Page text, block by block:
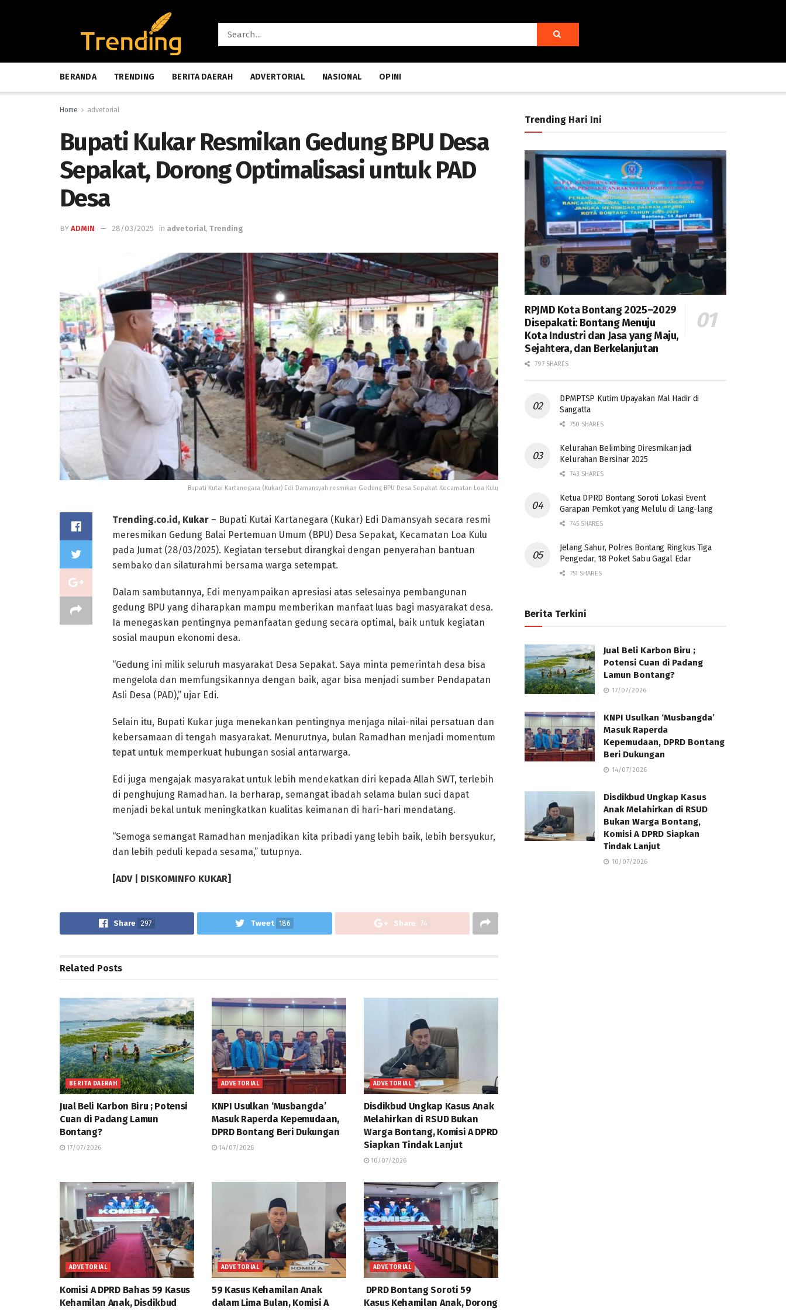
BERANDA TRENDING BERITA DAERAH ADVERTORIAL NASIONAL OPINI
Home advetorial
Bupati Kukar Resmikan Gedung BPU Desa
Sepakat, Dorong Optimalisasi untuk PAD
Desa
BY ADMIN 28/03/2025 in advetorial, Trending
Bupati Kutai Kartanegara (Kukar) Edi Damansyah resmikan Gedung BPU Desa Sepakat Kecamatan Loa Kulu
Trending.co.id, Kukar – Bupati Kutai Kartanegara (Kukar) Edi Damansyah secara resmi
meresmikan Gedung Balai Pertemuan Umum (BPU) Desa Sepakat, Kecamatan Loa Kulu
pada Jumat (28/03/2025). Kegiatan tersebut dirangkai dengan penyerahan bantuan
sembako dan silaturahmi bersama warga setempat.
Dalam sambutannya, Edi menyampaikan apresiasi atas selesainya pembangunan
gedung BPU yang diharapkan mampu memberikan manfaat luas bagi masyarakat desa.
Ia menegaskan pentingnya pemanfaatan gedung secara optimal, baik untuk kegiatan
sosial maupun ekonomi desa.
“Gedung ini milik seluruh masyarakat Desa Sepakat. Saya minta pemerintah desa bisa
mengelola dan memfungsikannya dengan baik, agar bisa menjadi sumber Pendapatan
Asli Desa (PAD),” ujar Edi.
Selain itu, Bupati Kukar juga menekankan pentingnya menjaga nilai-nilai persatuan dan
kebersamaan di tengah masyarakat. Menurutnya, bulan Ramadhan menjadi momentum
tepat untuk memperkuat hubungan sosial antarwarga.
Edi juga mengajak masyarakat untuk lebih mendekatkan diri kepada Allah SWT, terlebih
di penghujung Ramadhan. Ia berharap, semangat ibadah selama bulan suci dapat
menjadi bekal untuk meningkatkan kualitas keimanan di hari-hari mendatang.
“Semoga semangat Ramadhan menjadikan kita pribadi yang lebih baik, lebih bersyukur,
dan lebih peduli kepada sesama,” tutupnya.
[ADV | DISKOMINFO KUKAR]
Share 297 Tweet 186 Share 74
Related Posts
BERITA DAERAH
Jual Beli Karbon Biru ; Potensi
Cuan di Padang Lamun
Bontang?
17/07/2026
ADVETORIAL
KNPI Usulkan ‘Musbangda’
Masuk Raperda Kepemudaan,
DPRD Bontang Beri Dukungan
14/07/2026
ADVETORIAL
Disdikbud Ungkap Kasus Anak
Melahirkan di RSUD Bukan
Warga Bontang, Komisi A DPRD
Siapkan Tindak Lanjut
10/07/2026
ADVETORIAL
Komisi A DPRD Bahas 59 Kasus
Kehamilan Anak, Disdikbud
ADVETORIAL
59 Kasus Kehamilan Anak
dalam Lima Bulan, Komisi A
ADVETORIAL
DPRD Bontang Soroti 59
Kasus Kehamilan Anak, Dorong
Trending Hari Ini
RPJMD Kota Bontang 2025–2029
Disepakati: Bontang Menuju
Kota Industri dan Jasa yang Maju,
Sejahtera, dan Berkelanjutan
797 SHARES
DPMPTSP Kutim Upayakan Mal Hadir di
Sangatta
750 SHARES
Kelurahan Belimbing Diresmikan jadi
Kelurahan Bersinar 2025
743 SHARES
Ketua DPRD Bontang Soroti Lokasi Event
Garapan Pemkot yang Melulu di Lang-lang
745 SHARES
Jelang Sahur, Polres Bontang Ringkus Tiga
Pengedar, 18 Poket Sabu Gagal Edar
751 SHARES
Berita Terkini
Jual Beli Karbon Biru ;
Potensi Cuan di Padang
Lamun Bontang?
17/07/2026
KNPI Usulkan ‘Musbangda’
Masuk Raperda
Kepemudaan, DPRD Bontang
Beri Dukungan
14/07/2026
Disdikbud Ungkap Kasus
Anak Melahirkan di RSUD
Bukan Warga Bontang,
Komisi A DPRD Siapkan
Tindak Lanjut
10/07/2026